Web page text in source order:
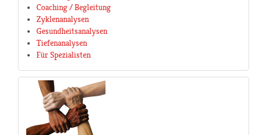
Coaching / Begleitung
Zyklenanalysen
Gesundheitsanalysen
Tiefenanalysen
Für Spezialisten